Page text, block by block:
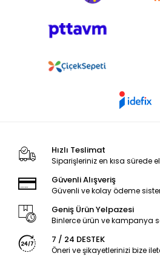
Hızlı Teslimat
Siparişleriniz en kısa sürede
Güvenli Alışveriş
Güvenli ve kolay ödeme
Geniş Ürün Yelpazesi
Binlerce ürün ve kampanya
7 / 24 DESTEK
Öneri ve şikayetlerinizi bize